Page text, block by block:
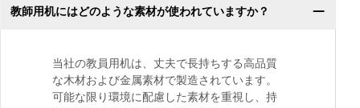
教師用机にはどのような素材が使われていますか？
当社の教員用机は、丈夫で長持ちする高品質
な木材および金属素材で製造されています。
可能な限り環境に配慮した素材を重視し、持